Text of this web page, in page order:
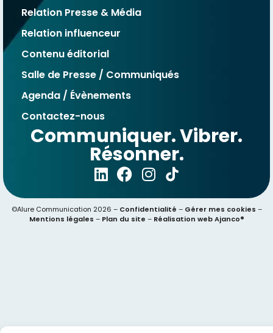
Relation Presse & Média
Relation influenceur
Contenu éditorial
Salle de Presse / Communiqués
Agenda / Évènements
Contactez-nous
Communiquer. Vibrer.
Résonner.
©Alure Communication 2026 – Confidentialité – Gérer mes cookies –
Mentions légales – Plan du site –Réalisation web Ajanco®